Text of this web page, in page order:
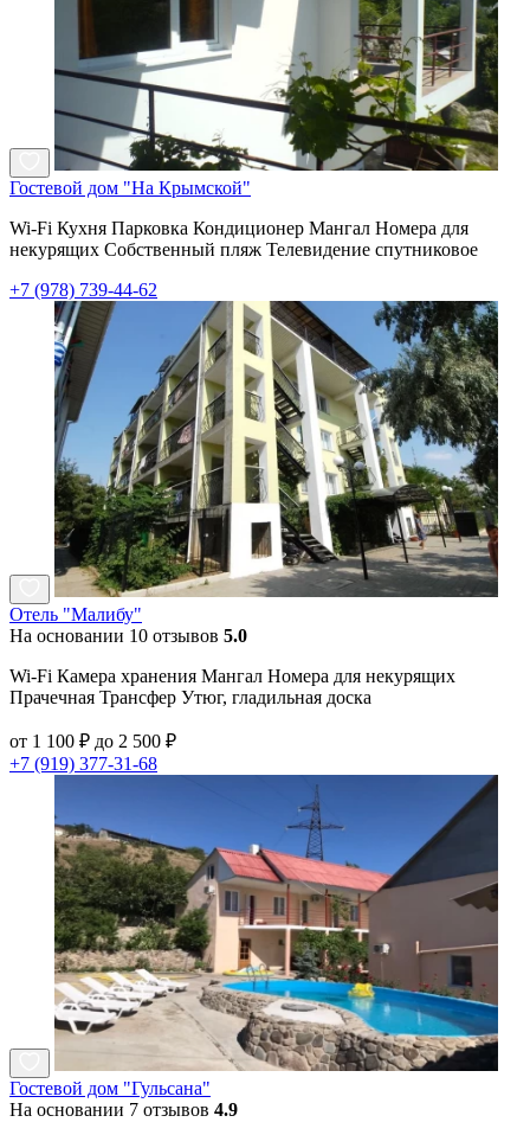
Гостевой дом "На Крымской"
Wi-Fi Кухня Парковка Кондиционер Мангал Номера для
некурящих Собственный пляж Телевидение спутниковое
+7 (978) 739-44-62
Отель "Малибу"
На основании 10 отзывов 5.0
Wi-Fi Камера хранения Мангал Номера для некурящих
Прачечная Трансфер Утюг, гладильная доска
от 1 100 ₽ до 2 500 ₽
+7 (919) 377-31-68
Гостевой дом "Гульсана"
На основании 7 отзывов 4.9